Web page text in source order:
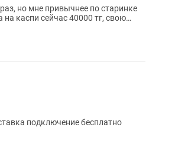
но мне привычнее по старинке
каспи сейчас 40000 тг, свою
подключение бесплатно